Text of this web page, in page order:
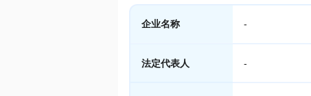
企业名称 -
法定代表人 -